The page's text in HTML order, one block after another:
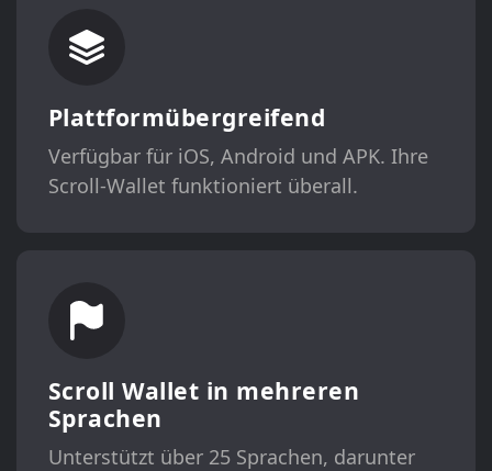
Plattformübergreifend
Verfügbar für iOS, Android und APK. Ihre
Scroll-Wallet funktioniert überall.
Scroll Wallet in mehreren
Sprachen
Unterstützt über 25 Sprachen, darunter